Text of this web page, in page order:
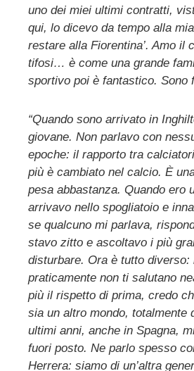
uno dei miei ultimi contratti,
qui, lo dicevo da tempo alla
restare alla Fiorentina’. Amo il
tifosi… è come una grande
sportivo poi è fantastico. Sono
“Quando sono arrivato in
giovane. Non parlavo con
epoche: il rapporto tra
più è cambiato nel calcio. È
pesa abbastanza. Quando ero
arrivavo nello spogliatoio e
se qualcuno mi parlava,
stavo zitto e ascoltavo i più
disturbare. Ora è tutto diverso:
praticamente non ti salutano
più il rispetto di prima, credo
sia un altro mondo, totalmente
ultimi anni, anche in Spagna,
fuori posto. Ne parlo spesso
Herrera: siamo di un’altra